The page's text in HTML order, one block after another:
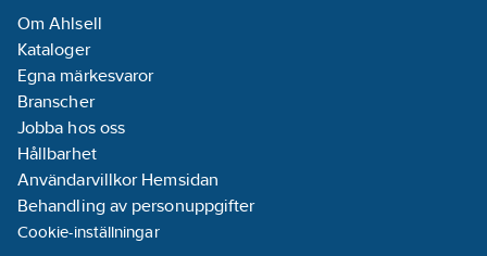
Om Ahlsell
Kataloger
Egna märkesvaror
Branscher
Jobba hos oss
Hållbarhet
Användarvillkor Hemsidan
Behandling av personuppgifter
Cookie-inställningar